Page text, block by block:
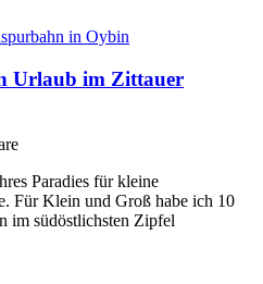
Urlaub im Zittauer
Paradies für kleine
Für Klein und Groß habe ich 10
im südöstlichsten Zipfel